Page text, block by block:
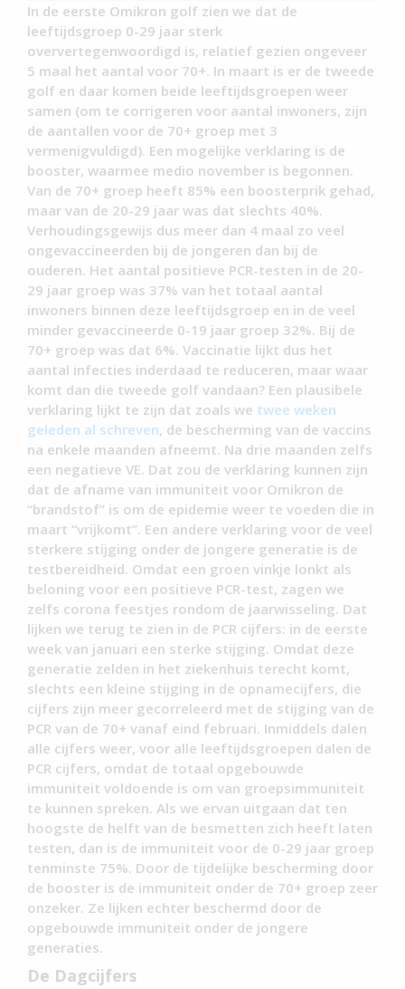
In de eerste Omikron golf zien we dat de
leeftijdsgroep 0-29 jaar sterk
oververtegenwoordigd is, relatief gezien ongeveer
5 maal het aantal voor 70+. In maart is er de tweede
golf en daar komen beide leeftijdsgroepen weer
samen (om te corrigeren voor aantal inwoners, zijn
de aantallen voor de 70+ groep met 3
vermenigvuldigd). Een mogelijke verklaring is de
booster, waarmee medio november is begonnen.
Van de 70+ groep heeft 85% een boosterprik gehad,
maar van de 20-29 jaar was dat slechts 40%.
Verhoudingsgewijs dus meer dan 4 maal zo veel
ongevaccineerden bij de jongeren dan bij de
ouderen. Het aantal positieve PCR-testen in de 20-
29 jaar groep was 37% van het totaal aantal
inwoners binnen deze leeftijdsgroep en in de veel
minder gevaccineerde 0-19 jaar groep 32%. Bij de
70+ groep was dat 6%. Vaccinatie lijkt dus het
aantal infecties inderdaad te reduceren, maar waar
komt dan die tweede golf vandaan? Een plausibele
verklaring lijkt te zijn dat zoals we twee weken
geleden al schreven, de bescherming van de vaccins
na enkele maanden afneemt. Na drie maanden zelfs
een negatieve VE. Dat zou de verklaring kunnen zijn
dat de afname van immuniteit voor Omikron de
“brandstof” is om de epidemie weer te voeden die in
maart “vrijkomt”. Een andere verklaring voor de veel
sterkere stijging onder de jongere generatie is de
testbereidheid. Omdat een groen vinkje lonkt als
beloning voor een positieve PCR-test, zagen we
zelfs corona feestjes rondom de jaarwisseling. Dat
lijken we terug te zien in de PCR cijfers: in de eerste
week van januari een sterke stijging. Omdat deze
generatie zelden in het ziekenhuis terecht komt,
slechts een kleine stijging in de opnamecijfers, die
cijfers zijn meer gecorreleerd met de stijging van de
PCR van de 70+ vanaf eind februari. Inmiddels dalen
alle cijfers weer, voor alle leeftijdsgroepen dalen de
PCR cijfers, omdat de totaal opgebouwde
immuniteit voldoende is om van groepsimmuniteit
te kunnen spreken. Als we ervan uitgaan dat ten
hoogste de helft van de besmetten zich heeft laten
testen, dan is de immuniteit voor de 0-29 jaar groep
tenminste 75%. Door de tijdelijke bescherming door
de booster is de immuniteit onder de 70+ groep zeer
onzeker. Ze lijken echter beschermd door de
opgebouwde immuniteit onder de jongere
generaties.
De Dagcijfers